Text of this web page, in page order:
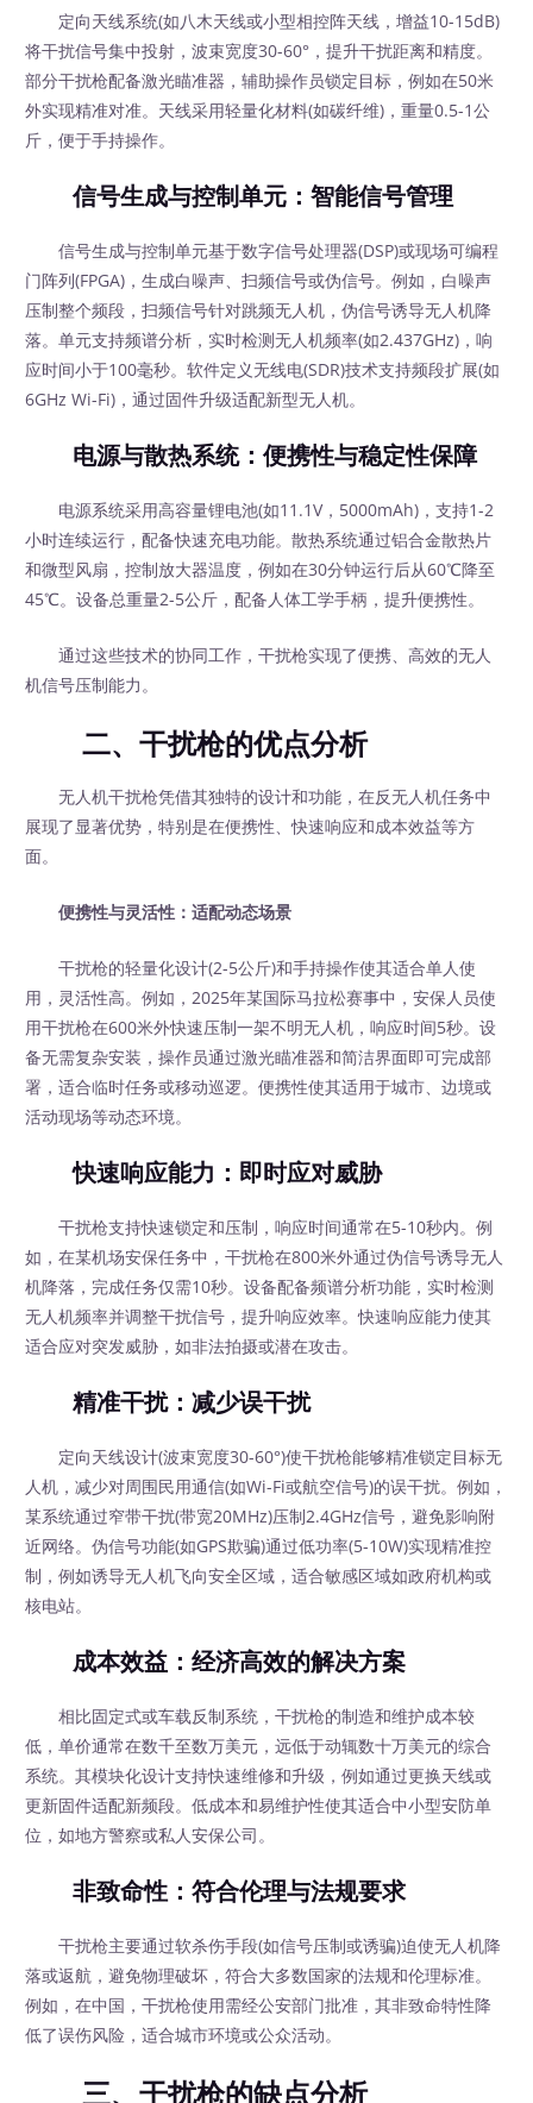
定向天线系统(如八木天线或小型相控阵天线，增益10-15dB)
将干扰信号集中投射，波束宽度30-60°，提升干扰距离和精度。
部分干扰枪配备激光瞄准器，辅助操作员锁定目标，例如在50米
外实现精准对准。天线采用轻量化材料(如碳纤维)，重量0.5-1公
斤，便于手持操作。
信号生成与控制单元：智能信号管理
信号生成与控制单元基于数字信号处理器(DSP)或现场可编程
门阵列(FPGA)，生成白噪声、扫频信号或伪信号。例如，白噪声
压制整个频段，扫频信号针对跳频无人机，伪信号诱导无人机降
落。单元支持频谱分析，实时检测无人机频率(如2.437GHz)，响
应时间小于100毫秒。软件定义无线电(SDR)技术支持频段扩展(如
6GHz Wi-Fi)，通过固件升级适配新型无人机。
电源与散热系统：便携性与稳定性保障
电源系统采用高容量锂电池(如11.1V，5000mAh)，支持1-2
小时连续运行，配备快速充电功能。散热系统通过铝合金散热片
和微型风扇，控制放大器温度，例如在30分钟运行后从60℃降至
45℃。设备总重量2-5公斤，配备人体工学手柄，提升便携性。
通过这些技术的协同工作，干扰枪实现了便携、高效的无人
机信号压制能力。
二、干扰枪的优点分析
无人机干扰枪凭借其独特的设计和功能，在反无人机任务中
展现了显著优势，特别是在便携性、快速响应和成本效益等方
面。
便携性与灵活性：适配动态场景
干扰枪的轻量化设计(2-5公斤)和手持操作使其适合单人使
用，灵活性高。例如，2025年某国际马拉松赛事中，安保人员使
用干扰枪在600米外快速压制一架不明无人机，响应时间5秒。设
备无需复杂安装，操作员通过激光瞄准器和简洁界面即可完成部
署，适合临时任务或移动巡逻。便携性使其适用于城市、边境或
活动现场等动态环境。
快速响应能力：即时应对威胁
干扰枪支持快速锁定和压制，响应时间通常在5-10秒内。例
如，在某机场安保任务中，干扰枪在800米外通过伪信号诱导无人
机降落，完成任务仅需10秒。设备配备频谱分析功能，实时检测
无人机频率并调整干扰信号，提升响应效率。快速响应能力使其
适合应对突发威胁，如非法拍摄或潜在攻击。
精准干扰：减少误干扰
定向天线设计(波束宽度30-60°)使干扰枪能够精准锁定目标无
人机，减少对周围民用通信(如Wi-Fi或航空信号)的误干扰。例如，
某系统通过窄带干扰(带宽20MHz)压制2.4GHz信号，避免影响附
近网络。伪信号功能(如GPS欺骗)通过低功率(5-10W)实现精准控
制，例如诱导无人机飞向安全区域，适合敏感区域如政府机构或
核电站。
成本效益：经济高效的解决方案
相比固定式或车载反制系统，干扰枪的制造和维护成本较
低，单价通常在数千至数万美元，远低于动辄数十万美元的综合
系统。其模块化设计支持快速维修和升级，例如通过更换天线或
更新固件适配新频段。低成本和易维护性使其适合中小型安防单
位，如地方警察或私人安保公司。
非致命性：符合伦理与法规要求
干扰枪主要通过软杀伤手段(如信号压制或诱骗)迫使无人机降
落或返航，避免物理破坏，符合大多数国家的法规和伦理标准。
例如，在中国，干扰枪使用需经公安部门批准，其非致命特性降
低了误伤风险，适合城市环境或公众活动。
三、干扰枪的缺点分析